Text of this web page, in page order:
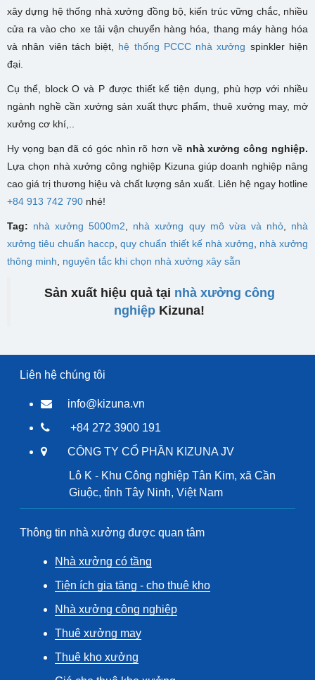
xây dựng hệ thống nhà xưởng đồng bộ, kiến trúc vững chắc, nhiều
cửa ra vào cho xe tải vận chuyển hàng hóa, thang máy hàng hóa
và nhân viên tách biệt, hệ thống PCCC nhà xưởng spinkler hiện
đại.
Cụ thể, block O và P được thiết kế tiện dụng, phù hợp với nhiều
ngành nghề cần xưởng sản xuất thực phẩm, thuê xưởng may, mở
xưởng cơ khí,..
Hy vọng bạn đã có góc nhìn rõ hơn vềnhà xưởng công nghiệp.
Lựa chọn nhà xưởng công nghiệp Kizuna giúp doanh nghiệp nâng
cao giá trị thương hiệu và chất lượng sản xuất. Liên hệ ngay hotline
+84 913 742 790 nhé!
Tag: nhà xưởng 5000m2 nhà xưởng quy mô vừa và nhỏ, nhà
xưởng tiêu chuẩn haccp ,quy chuẩn thiết kế nhà xưởng
nhà xưởng
thông minh
nguyên tắc khi chọn nhà xưởng xây sẵn
Sản xuất hiệu quả tại nhà xưởng công
nghiệp Kizuna!
Liên hệ chúng tôi
info@kizuna.vn
+84 272 3900 191
CÔNG TY CỔ PHẦN KIZUNA JV
Lô K - Khu Công nghiệp Tân Kim, xã Cần
Giuộc, tỉnh Tây Ninh, Việt Nam
Thông tin nhà xưởng được quan tâm
Nhà xưởng có tầng
Tiện ích gia tăng - cho thuê kho
Nhà xưởng công nghiệp
Thuê xưởng may
Thuê kho xưởng